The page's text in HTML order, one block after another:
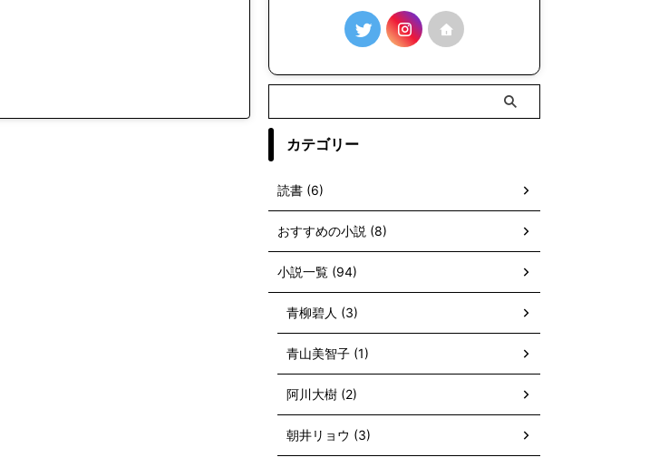
カテゴリー
読書 (6)
おすすめの小説 (8)
小説一覧 (94)
青柳碧人 (3)
青山美智子 (1)
阿川大樹 (2)
朝井リョウ (3)